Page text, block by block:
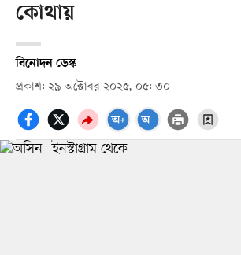
কোথায়
বিনোদন ডেস্ক
প্রকাশ: ২৯ অক্টোবর ২০২৫, ০৫: ৩০